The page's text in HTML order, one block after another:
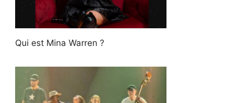
Qui est Mina Warren ?